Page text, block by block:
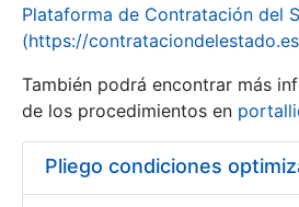
Erakutsi/Ezkutatu
Plataforma de Contratación del
(https://
También podrá encontrar más
de los procedimientos en